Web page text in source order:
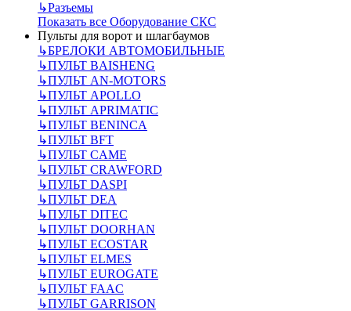
↳Разъемы
Показать все Оборудование СКС
Пульты для ворот и шлагбаумов
↳БРЕЛОКИ АВТОМОБИЛЬНЫЕ
↳ПУЛЬТ BAISHENG
↳ПУЛЬТ AN-MOTORS
↳ПУЛЬТ APOLLO
↳ПУЛЬТ APRIMATIC
↳ПУЛЬТ BENINCA
↳ПУЛЬТ BFT
↳ПУЛЬТ CAME
↳ПУЛЬТ CRAWFORD
↳ПУЛЬТ DASPI
↳ПУЛЬТ DEA
↳ПУЛЬТ DITEC
↳ПУЛЬТ DOORHAN
↳ПУЛЬТ ECOSTAR
↳ПУЛЬТ ELMES
↳ПУЛЬТ EUROGATE
↳ПУЛЬТ FAAC
↳ПУЛЬТ GARRISON